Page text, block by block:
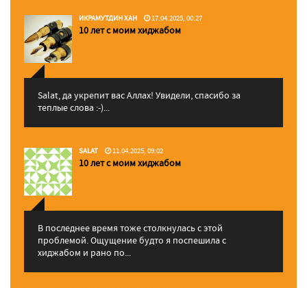
ИКРАМУТДИН ХАН 17.04.2025, 00:27
10 лет с моим хиджабом
Salat, да укрепит вас Аллаx! Увидели, спасибо за
теплые слова :-)...
SALAT 11.04.2025, 09:02
10 лет с моим хиджабом
В последнее время тоже столкнулась с этой
проблемой. Ощущение будто я поспешила с
хиджабом и рано по...